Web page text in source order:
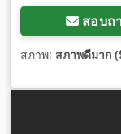
สอบถ
สภาพ: สภาพดีมาก